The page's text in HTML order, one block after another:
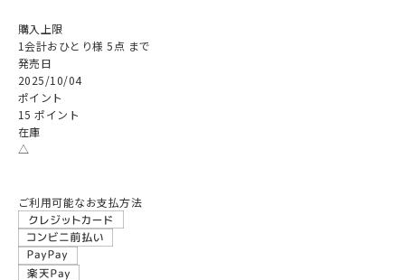
購入上限
1会計おひとり様 5点 まで
発売日
2025/10/04
ポイント
15 ポイント
在庫
△
ご利用可能なお支払方法